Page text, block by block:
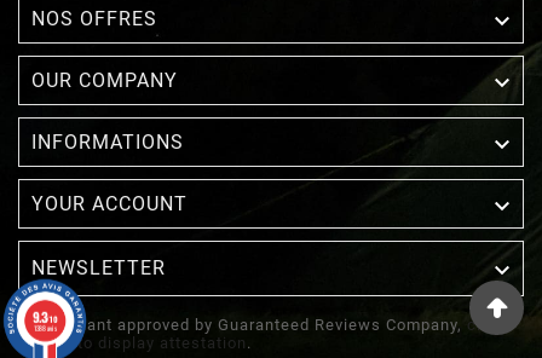
NOS OFFRES 
OUR COMPANY 
INFORMATIONS 
YOUR ACCOUNT 
NEWSLETTER 
Merchant approved by Guaranteed Reviews Company, clic
here to display attestation .
9.3/10
1388 avis